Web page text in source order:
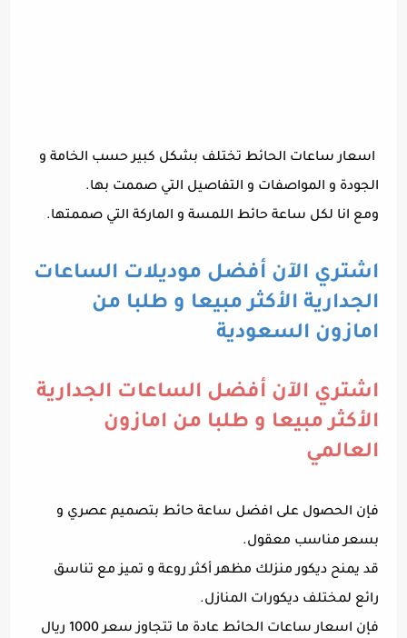
اسعار ساعات الحائط تختلف بشكل كبير حسب الخامة و
الجودة و المواصفات و التفاصيل التي صممت بها.
ومع انا لكل ساعة حائط اللمسة و الماركة التي صممتها.
اشتري الآن أفضل موديلات الساعات
الجدارية الأكثر مبيعا و طلبا من
امازون السعودية
اشتري الآن أفضل الساعات الجدارية
الأكثر مبيعا و طلبا من امازون
العالمي
فإن الحصول على افضل ساعة حائط بتصميم عصري و
بسعر مناسب معقول.
قد يمنح ديكور منزلك مظهر أكثر روعة و تميز مع تناسق
رائع لمختلف ديكورات المنازل.
فإن اسعار ساعات الحائط عادة ما تتجاوز سعر 1000 ريال